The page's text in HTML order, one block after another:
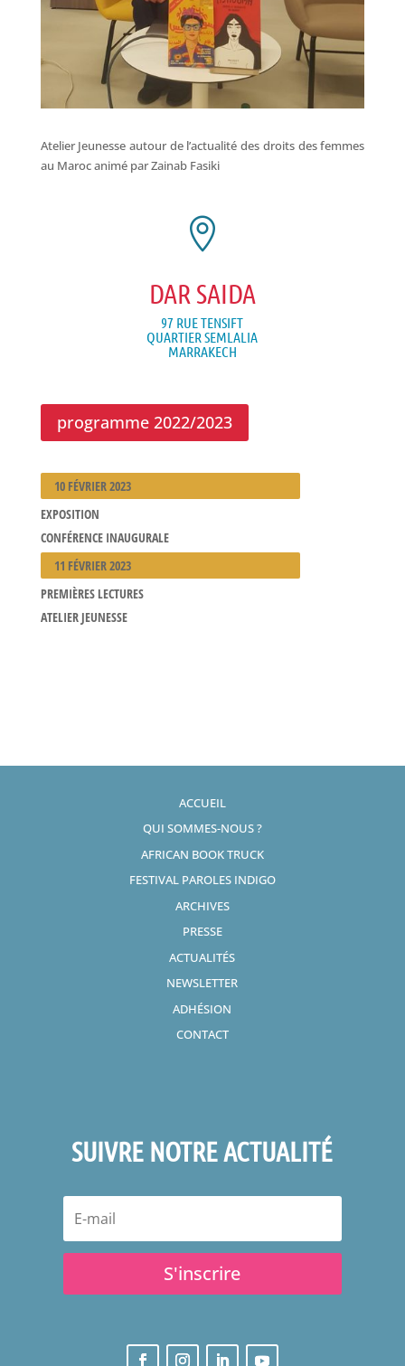
Atelier Jeunesse autour de l’actualité des droits des femmes
au Maroc animé par Zainab Fasiki

DAR SAIDA
97 RUE TENSIFT
QUARTIER SEMLALIA
MARRAKECH
programme 2022/2023
10 FÉVRIER 2023
EXPOSITION
CONFÉRENCE INAUGURALE
11 FÉVRIER 2023
PREMIÈRES LECTURES
ATELIER JEUNESSE
ACCUEIL
QUI SOMMES-NOUS ?
AFRICAN BOOK TRUCK
FESTIVAL PAROLES INDIGO
ARCHIVES
PRESSE
ACTUALITÉS
NEWSLETTER
ADHÉSION
CONTACT
SUIVRE NOTRE ACTUALITÉ
S'inscrire